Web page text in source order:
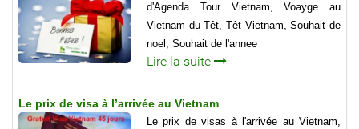
d'Agenda Tour Vietnam, Voayge au
Vietnam du Têt, Têt Vietnam, Souhait de
noel, Souhait de l'annee
Lire la suite
Le prix de visa à l’arrivée au Vietnam
Le prix de visas à l'arrivée au Vietnam,